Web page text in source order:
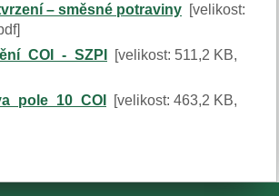
– směsné potraviny [velikost:
_SZPI
[velikost: 511,2 KB,
[velikost: 463,2 KB,